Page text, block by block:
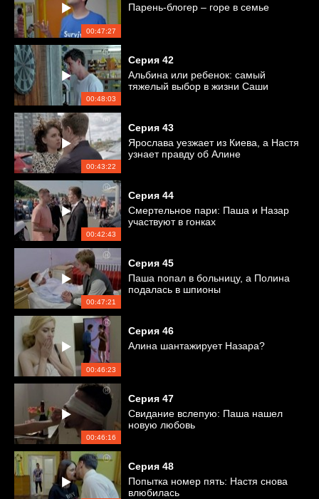
00:47:27
Парень-блогер – горе в семье
00:48:03
Серия 42
Альбина или ребенок: самый
тяжелый выбор в жизни Саши
00:43:22
Серия 43
Ярослава уезжает из Киева, а Настя
узнает правду об Алине
00:42:43
Серия 44
Смертельное пари: Паша и Назар
участвуют в гонках
00:47:21
Серия 45
Паша попал в больницу, а Полина
подалась в шпионы
00:46:23
Серия 46
Алина шантажирует Назара?
00:46:16
Серия 47
Свидание вслепую: Паша нашел
новую любовь
Серия 48
Попытка номер пять: Настя снова
влюбилась